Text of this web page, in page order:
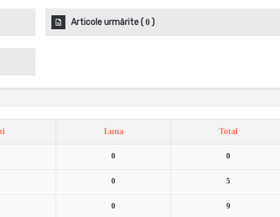
Articole urmărite( 0)
Luna Total
0 0
0 5
0 9